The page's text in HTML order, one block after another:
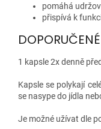
pomáhá
přispívá k
1 kapsle 2x denně
Kapsle se polykají
se nasype do jídla
Je možné užívat dle